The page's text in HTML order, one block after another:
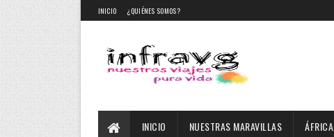
INICIO ¿QUIÉNES SOMOS?
INICIO NUESTRAS MARAVILLAS ÁFRICA